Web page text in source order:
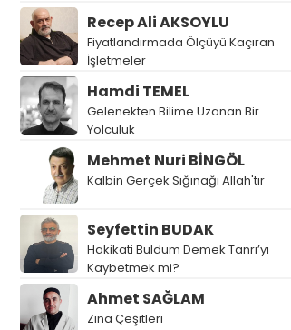
Recep Ali AKSOYLU
Fiyatlandırmada Ölçüyü Kaçıran
İşletmeler
Hamdi TEMEL
Gelenekten Bilime Uzanan Bir
Yolculuk
Mehmet Nuri BİNGÖL
Kalbin Gerçek Sığınağı Allah'tır
Seyfettin BUDAK
Hakikati Buldum Demek Tanrı’yı
Kaybetmek mi?
Ahmet SAĞLAM
Zina Çeşitleri